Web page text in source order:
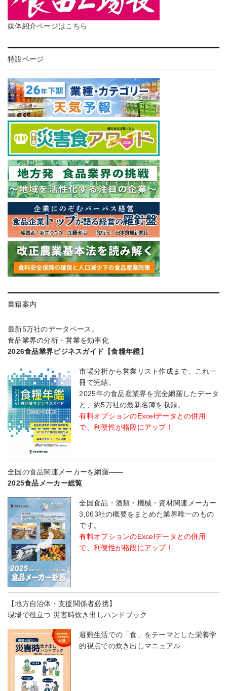
媒体紹介ページはこちら
特設ページ
書籍案内
最新5万社のデータベース。
食品業界の分析・営業を効率化
2026食品業界ビジネスガイド【食糧年鑑】
市場分析から営業リスト作成まで、これ一
冊で完結。
2025年の食品産業界を完全網羅したデータ
と、約5万社の最新名簿を収録。
有料オプションのExcelデータとの併用
で、利便性が格段にアップ！
全国の食品関連メーカーを網羅――
2025食品メーカー総覧
全国食品・酒類・機械・資材関連メーカー
3,063社の概要をまとめた業界唯一のもの
です。
有料オプションのExcelデータとの併用
で、利便性が格段にアップ！
【地方自治体・支援関係者必携】
現場で役立つ 災害時炊き出しハンドブック
避難生活での「食」をテーマとした栄養学
的視点での炊き出しマニュアル